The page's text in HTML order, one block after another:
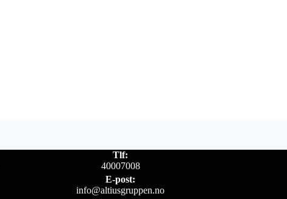
Tlf:
40007008
E-post:
info@altiusgruppen.no